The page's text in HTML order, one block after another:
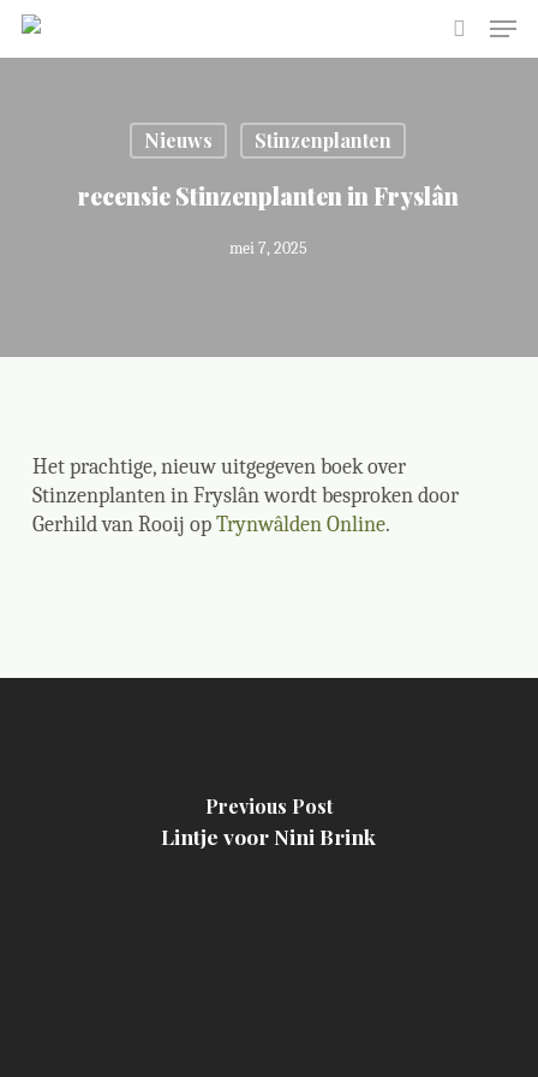
Skip
search
Nieuws Stinzenplanten
recensie Stinzenplanten in Fryslân
mei 7, 2025
Het prachtige, nieuw uitgegeven boek over
Stinzenplanten in Fryslân wordt besproken door
Gerhild van Rooij opTrynwâlden Online.
Previous Post
Lintje voor Nini Brink